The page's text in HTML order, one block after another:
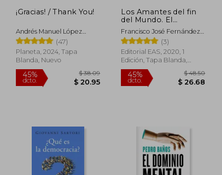
¡Gracias! / Thank You!
Andrés Manuel López
Obrador
(47)
Planeta, 2024, Tapa
Blanda, Nuevo
Los Amantes del fin
del Mundo. El
movimiento cristiano
sionista - Vol I
Francisco José Fernández-
Cruz Sequera(3)
Editorial EAS, 2020, 1
Edición, Tapa Blanda,
Nuevo